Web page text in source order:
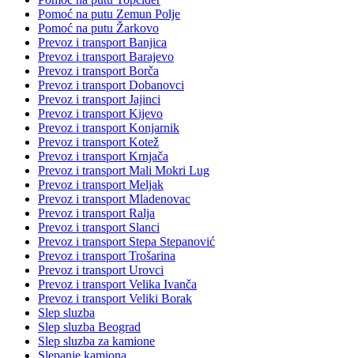
Pomoć na putu Zemun Polje
Pomoć na putu Žarkovo
Prevoz i transport Banjica
Prevoz i transport Barajevo
Prevoz i transport Borča
Prevoz i transport Dobanovci
Prevoz i transport Jajinci
Prevoz i transport Kijevo
Prevoz i transport Konjarnik
Prevoz i transport Kotež
Prevoz i transport Krnjača
Prevoz i transport Mali Mokri Lug
Prevoz i transport Meljak
Prevoz i transport Mladenovac
Prevoz i transport Ralja
Prevoz i transport Slanci
Prevoz i transport Stepa Stepanović
Prevoz i transport Trošarina
Prevoz i transport Urovci
Prevoz i transport Velika Ivanča
Prevoz i transport Veliki Borak
Slep sluzba
Slep sluzba Beograd
Slep sluzba za kamione
Slepanje kamiona